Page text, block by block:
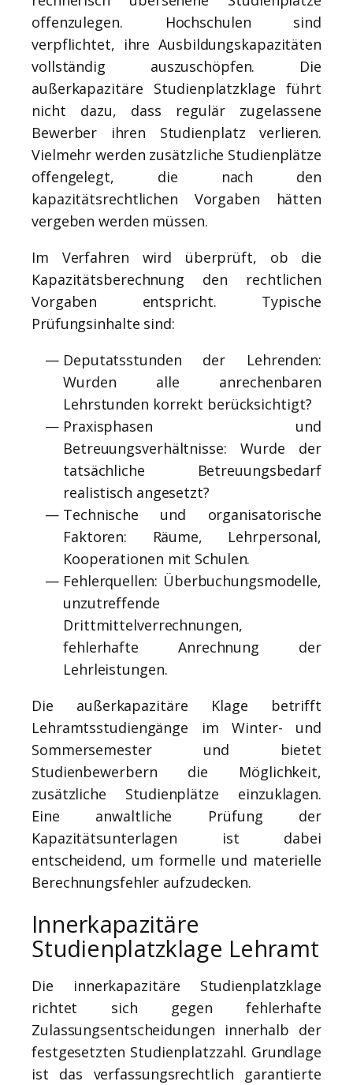
offenzulegen. Hochschulen sind
verpflichtet, ihre Ausbildungskapazitäten
vollständig auszuschöpfen. Die
außerkapazitäre Studienplatzklage führt
nicht dazu, dass regulär zugelassene
Bewerber ihren Studienplatz verlieren.
Vielmehr werden zusätzliche Studienplätze
offengelegt, die nach den
kapazitätsrechtlichen Vorgaben hätten
vergeben werden müssen.
Im Verfahren wird überprüft, ob die
Kapazitätsberechnung den rechtlichen
Vorgaben entspricht. Typische
Prüfungsinhalte sind:
Deputatsstunden der Lehrenden:
Wurden alle anrechenbaren
Lehrstunden korrekt berücksichtigt?
Praxisphasen und
Betreuungsverhältnisse: Wurde der
tatsächliche Betreuungsbedarf
realistisch angesetzt?
Technische und organisatorische
Faktoren: Räume, Lehrpersonal,
Kooperationen mit Schulen.
Fehlerquellen: Überbuchungsmodelle,
unzutreffende
Drittmittelverrechnungen,
fehlerhafte Anrechnung der
Lehrleistungen.
Die außerkapazitäre Klage betrifft
Lehramtsstudiengänge im Winter- und
Sommersemester und bietet
Studienbewerbern die Möglichkeit,
zusätzliche Studienplätze einzuklagen.
Eine anwaltliche Prüfung der
Kapazitätsunterlagen ist dabei
entscheidend, um formelle und materielle
Berechnungsfehler aufzudecken.
Innerkapazitäre
Studienplatzklage Lehramt
Die innerkapazitäre Studienplatzklage
richtet sich gegen fehlerhafte
Zulassungsentscheidungen innerhalb der
festgesetzten Studienplatzzahl. Grundlage
ist das verfassungsrechtlich garantierte